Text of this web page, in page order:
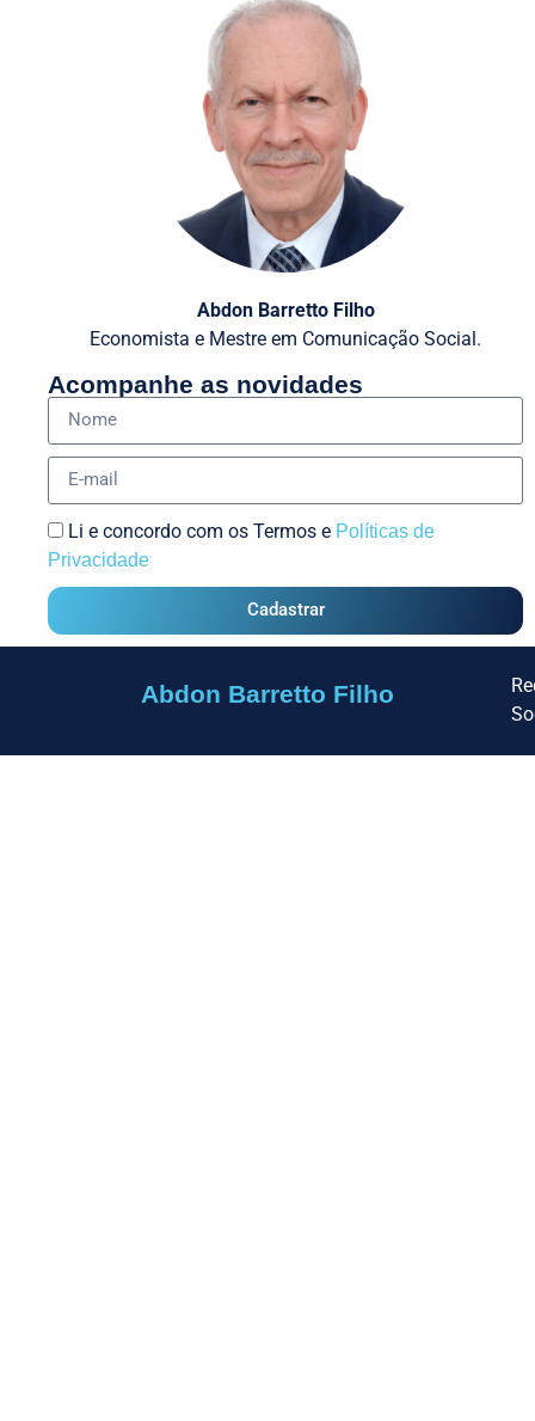
Abdon Barretto Filho
Economista e Mestre em Comunicação Social.
Acompanhe as novidades
Li e concordo com os Termos e Políticas de
Privacidade
Cadastrar
Abdon Barretto Filho